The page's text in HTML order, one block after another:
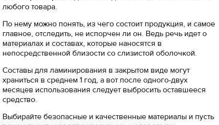
любого товара.
По нему можно понять, из чего состоит продукция, и самое
главное, отследить, не испорчен ли он. Ведь речь идет о
материалах и составах, которые наносятся в
непосредственной близости со слизистой оболочкой.
Составы для ламинирования в закрытом виде могут
храниться в среднем 1 год, а вот после одного-двух
месяцев использования следует выбросить оставшееся
средство.
Выбирайте безопасные и качественные материалы и пусть